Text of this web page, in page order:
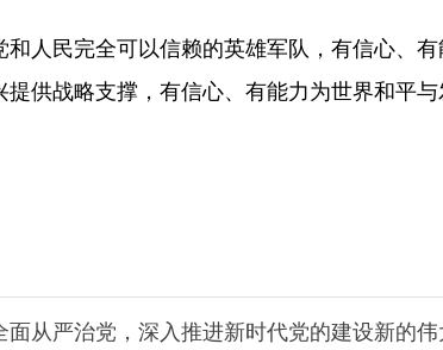
民完全可以信赖的英雄军队，有信心、
供战略支撑，有信心、有能力为世界和平
面从严治党，深入推进新时代党的建设新的